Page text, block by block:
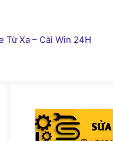
Từ Xa – Cài Win 24H